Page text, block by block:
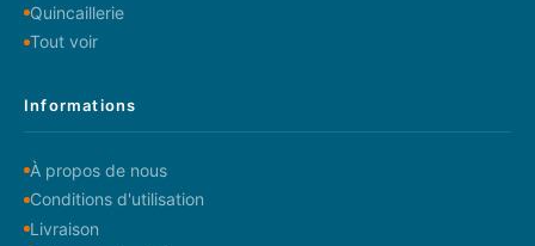
Quincaillerie
Tout voir
Informations
À propos de nous
Conditions d'utilisation
Livraison